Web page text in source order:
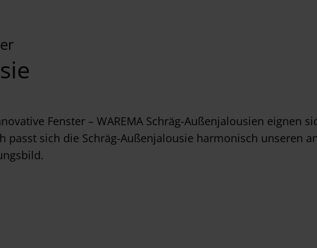
Fenster – WAREMA Schräg-Außenjalousien eignen
passt sich die Schräg-Außenjalousie harmonisch unseren